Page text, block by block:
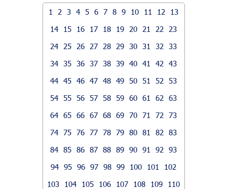
1 2 3 4 5 6 7 8 9 10 11 12
13
14
15 16 17 18 19 20 21 22
23
24
25 26 27 28 29 30 31 32
33
34 35 36 37 38 39 40 41 42
43
44 45 46 47 48 49 50 51 52
53
54 55 56 57 58 59 60 61 62
63
64 65 66 67 68 69 70 71 72
73
74 75 76 77 78 79 80 81 82
83
84 85 86 87 88 89 90 91 92
93
94 95 96 97 98 99 100 101
102
103
104 105 106 107 108 109
110